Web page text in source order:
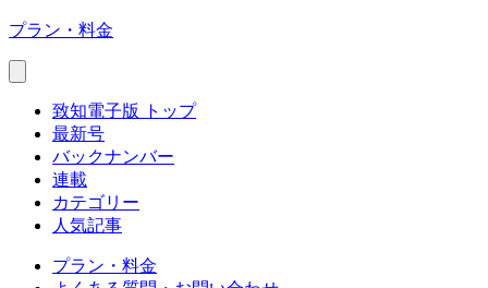
プラン・料金
致知電子版 トップ
最新号
バックナンバー
連載
カテゴリー
人気記事
プラン・料金